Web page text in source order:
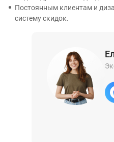
Постоянным клиентам и
систему скидок.